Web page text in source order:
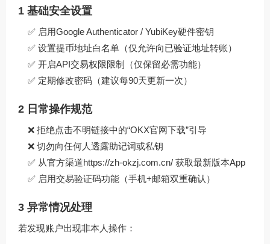
1 基础安全设置
✅ 启用Google Authenticator / YubiKey硬件密钥
✅ 设置提币地址白名单（仅允许向已验证地址转账）
✅ 开启API交易权限限制（仅保留必需功能）
✅ 定期修改密码（建议每90天更新一次）
2 日常操作规范
❌ 拒绝点击不明链接中的“OKX官网下载”引导
❌ 切勿向任何人透露助记词或私钥
✅ 从官方渠道https://zh-okzj.com.cn/ 获取最新版本App
✅ 启用交易验证码功能（手机+邮箱双重确认）
3 异常情况处理
若发现账户出现非本人操作：